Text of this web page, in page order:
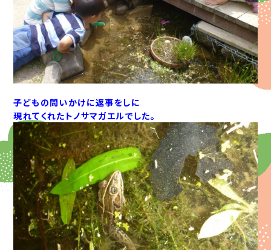
子どもの問いかけに返事をしに
現れてくれたトノサマガエルでした。